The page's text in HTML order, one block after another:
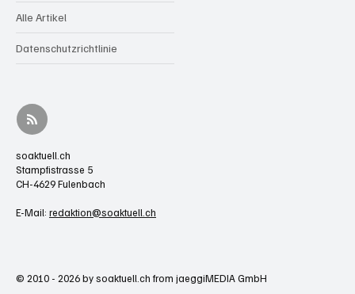
Alle Artikel
Datenschutzrichtlinie
soaktuell.ch
Stampfistrasse 5
CH-4629 Fulenbach
E-Mail: redaktion@soaktuell.ch
© 2010 - 2026 by soaktuell.ch from jaeggiMEDIA GmbH